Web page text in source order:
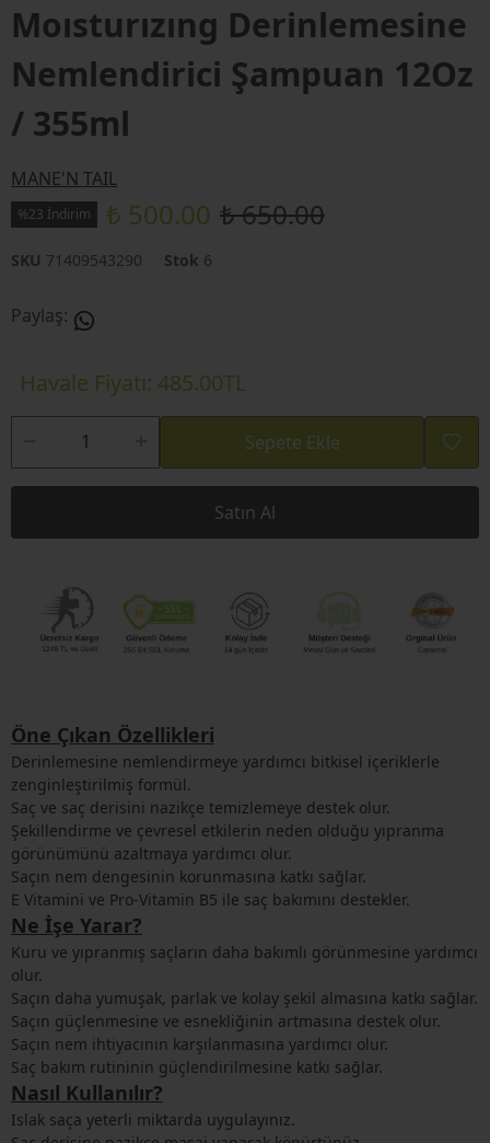
Moısturızıng Derinlemesine
Nemlendirici Şampuan 12Oz
/ 355ml
MANE'N TAIL
%23 İndirim ₺ 500.00 ₺ 650.00
SKU 71409543290 Stok 6
Paylaş:
Havale Fiyatı: 485.00TL
Sepete Ekle
Satın Al
Öne Çıkan Özellikleri
Derinlemesine nemlendirmeye yardımcı bitkisel içeriklerle
zenginleştirilmiş formül.
Saç ve saç derisini nazikçe temizlemeye destek olur.
Şekillendirme ve çevresel etkilerin neden olduğu yıpranma
görünümünü azaltmaya yardımcı olur.
Saçın nem dengesinin korunmasına katkı sağlar.
E Vitamini ve Pro-Vitamin B5 ile saç bakımını destekler.
Ne İşe Yarar?
Kuru ve yıpranmış saçların daha bakımlı görünmesine yardımcı
olur.
Saçın daha yumuşak, parlak ve kolay şekil almasına katkı sağlar.
Saçın güçlenmesine ve esnekliğinin artmasına destek olur.
Saçın nem ihtiyacının karşılanmasına yardımcı olur.
Saç bakım rutininin güçlendirilmesine katkı sağlar.
Nasıl Kullanılır?
Islak saça yeterli miktarda uygulayınız.